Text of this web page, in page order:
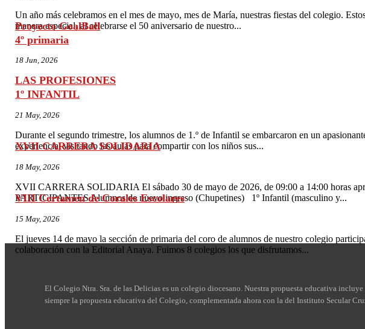
Un año más celebramos en el mes de mayo, mes de María, nuestras fiestas del colegio.
manera especial, al celebrarse el 50 aniversario de nuestro...
Proyecto GoalBall
4º primaria
18 Jun, 2026
LAS PROFESIONES
1º INFANTIL
21 May, 2026
Durante el segundo trimestre, los alumnos de 1.º de Infantil se embarcaron en un
experiencia, visitando las aulas para compartir con los niños sus...
XVII CARRERA SOLIDARIA
18 May, 2026
XVII CARRERA SOLIDARIA El sábado 30 de mayo de 2026, de 09:00 a 14:00 horas
PARTICIPANTES Alumnos de nuevo ingreso (Chupetines) 1º Infantil (masculino y...
VIII Certamen de Corales Escolares
15 May, 2026
El jueves 14 de mayo la sección de primaria del coro de alumnos de nuestro colegio
colaboración con la Editorial Anaya. Fuimos 8 colegios los que disfrutamos...
El Colegio Ntra. Sra. de las Delicias es un colegio diocesano. Nuestra propuesta educativa
siempre la propuesta educativa del Colegio, complementada ahora con la del Instituto Secular